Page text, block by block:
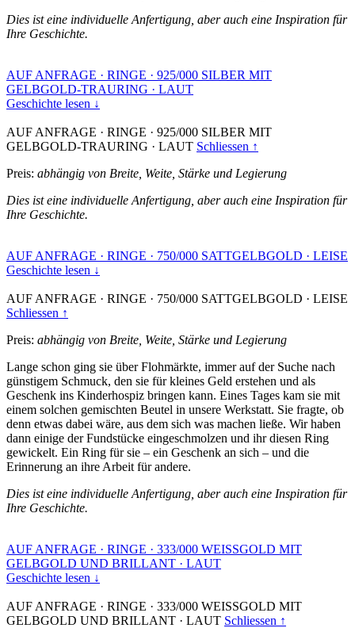
Dies ist eine individuelle Anfertigung, aber auch eine Inspiration für
Ihre Geschichte.
AUF ANFRAGE · RINGE · 925/000 SILBER MIT
GELBGOLD-TRAURING · LAUT
Geschichte lesen ↓
AUF ANFRAGE · RINGE · 925/000 SILBER MIT
GELBGOLD-TRAURING · LAUT Schliessen ↑
Preis: abhängig von Breite, Weite, Stärke und Legierung
Dies ist eine individuelle Anfertigung, aber auch eine Inspiration für
Ihre Geschichte.
AUF ANFRAGE · RINGE · 750/000 SATTGELBGOLD · LEISE
Geschichte lesen ↓
AUF ANFRAGE · RINGE · 750/000 SATTGELBGOLD · LEISE
Schliessen ↑
Preis: abhängig von Breite, Weite, Stärke und Legierung
Lange schon ging sie über Flohmärkte, immer auf der Suche nach
günstigem Schmuck, den sie für kleines Geld erstehen und als
Geschenk ins Kinderhospiz bringen kann. Eines Tages kam sie mit
einem solchen gemischten Beutel in unsere Werkstatt. Sie fragte, ob
denn etwas dabei wäre, aus dem sich was machen ließe. Wir haben
dann einige der Fundstücke eingeschmolzen und ihr diesen Ring
gewickelt. Ein Ring für sie – ein Geschenk an sich – und die
Erinnerung an ihre Arbeit für andere.
Dies ist eine individuelle Anfertigung, aber auch eine Inspiration für
Ihre Geschichte.
AUF ANFRAGE · RINGE · 333/000 WEISSGOLD MIT
GELBGOLD UND BRILLANT · LAUT
Geschichte lesen ↓
AUF ANFRAGE · RINGE · 333/000 WEISSGOLD MIT
GELBGOLD UND BRILLANT · LAUT Schliessen ↑